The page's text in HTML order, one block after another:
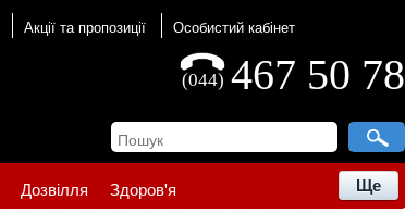
Акції та пропозиції Особистий кабінет
467 50 78
(044)
Дозвілля Здоров'я Ще